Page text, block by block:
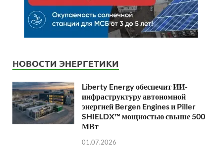
НОВОСТИ ЭНЕРГЕТИКИ
Liberty Energy обеспечит ИИ-
инфраструктуру автономной
энергией Bergen Engines и Piller
SHIELDX™ мощностью свыше 500
МВт
01.07.2026